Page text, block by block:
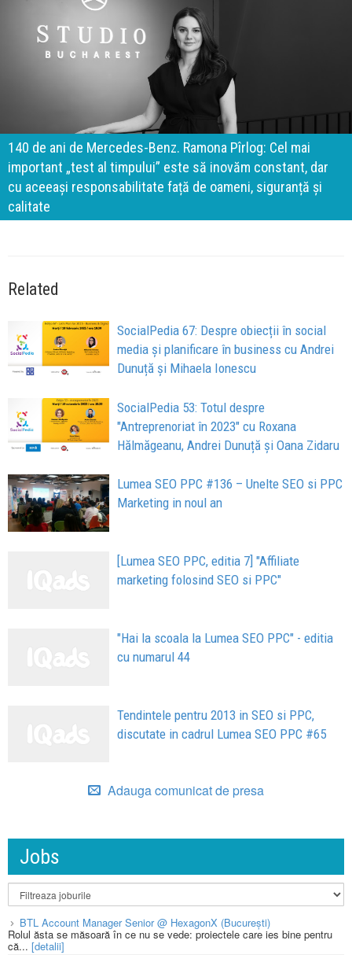
140 de ani de Mercedes-Benz. Ramona Pîrlog: Cel mai
important „test al timpului” este să inovăm constant, dar
cu aceeași responsabilitate față de oameni, siguranță și
calitate
Related
SocialPedia 67: Despre obiecții în social
media și planificare în business cu Andrei
Dunuță și Mihaela Ionescu
SocialPedia 53: Totul despre
"Antreprenoriat în 2023" cu Roxana
Hălmăgeanu, Andrei Dunuță și Oana Zidaru
Lumea SEO PPC #136 – Unelte SEO si PPC
Marketing in noul an
[Lumea SEO PPC, editia 7] "Affiliate
marketing folosind SEO si PPC"
"Hai la scoala la Lumea SEO PPC" - editia
cu numarul 44
Tendintele pentru 2013 in SEO si PPC,
discutate in cadrul Lumea SEO PPC #65
Adauga comunicat de presa
Jobs
BTL Account Manager Senior @ HexagonX (București)
Rolul ăsta se măsoară în ce nu se vede: proiectele care ies bine pentru
că... [detalii]